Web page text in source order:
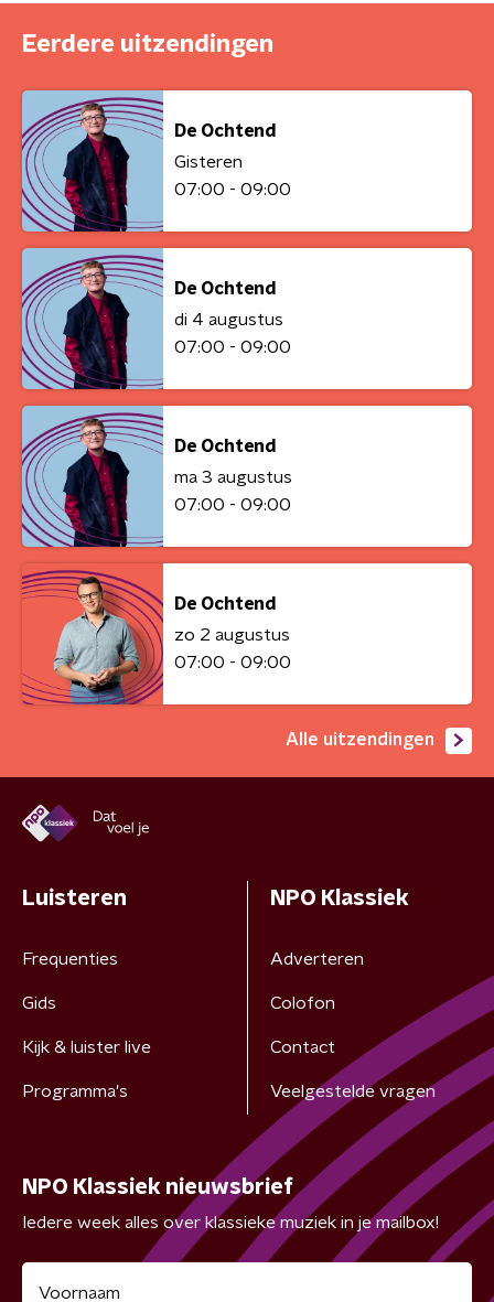
Eerdere uitzendingen
De Ochtend
Gisteren
07:00 - 09:00
De Ochtend
di 4 augustus
07:00 - 09:00
De Ochtend
ma 3 augustus
07:00 - 09:00
De Ochtend
zo 2 augustus
07:00 - 09:00
Alle uitzendingen
Luisteren
Frequenties
Gids
Kijk & luister live
Programma's
NPO Klassiek
Adverteren
Colofon
Contact
Veelgestelde vragen
NPO Klassiek nieuwsbrief
Iedere week alles over klassieke muziek in je mailbox!